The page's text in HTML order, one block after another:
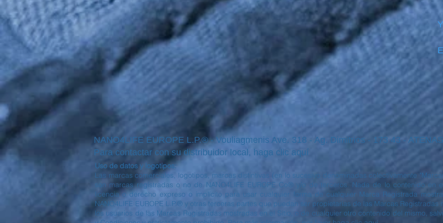
NANO4LIFE EUROPE L.P.® - Vouliagmenis Ave. 318 - Ag. Dimitrios - 173 43 -
Para contactar con su distribuidor local, haga clic aquí
Uso de datos y logotipos:
Las marcas comerciales, logotipos, marcas distintivas (en lo sucesivo denominadas colectivamente
son marcas registradas o no de NANO4LIFE EUROPE Co® y/o de terceros. Nada de lo contenido en
licencia o derecho expreso o implícito para usar cualquier forma de cualquier Marca Registrada
NANO4LIFE EUROPE L.P.® y otras terceras partes que puedan ser propietarias de las Marcas
los usuarios de las Marcas Registradas mostradas en el Sitio, o de cualquier otro contenido del mismo,